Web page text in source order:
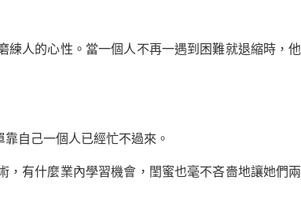
人的心性。當一個人不再一遇到困難就退縮時，他
自己一個人已經忙不過來。
，有什麼業內學習機會，閨蜜也毫不吝嗇地讓她們兩